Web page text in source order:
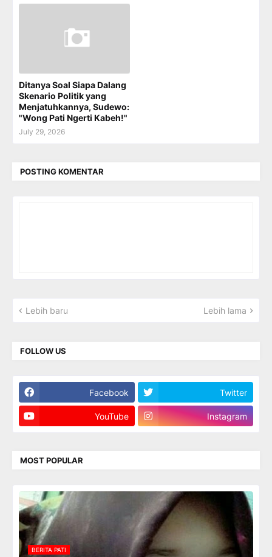
Ditanya Soal Siapa Dalang
Skenario Politik yang
Menjatuhkannya, Sudewo:
"Wong Pati Ngerti Kabeh!"
July 29, 2026
POSTING KOMENTAR
Lebih baru Lebih lama
FOLLOW US
Facebook Twitter
YouTube Instagram
MOST POPULAR
BERITA PATI